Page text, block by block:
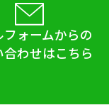
フォームからの
合わせはこちら